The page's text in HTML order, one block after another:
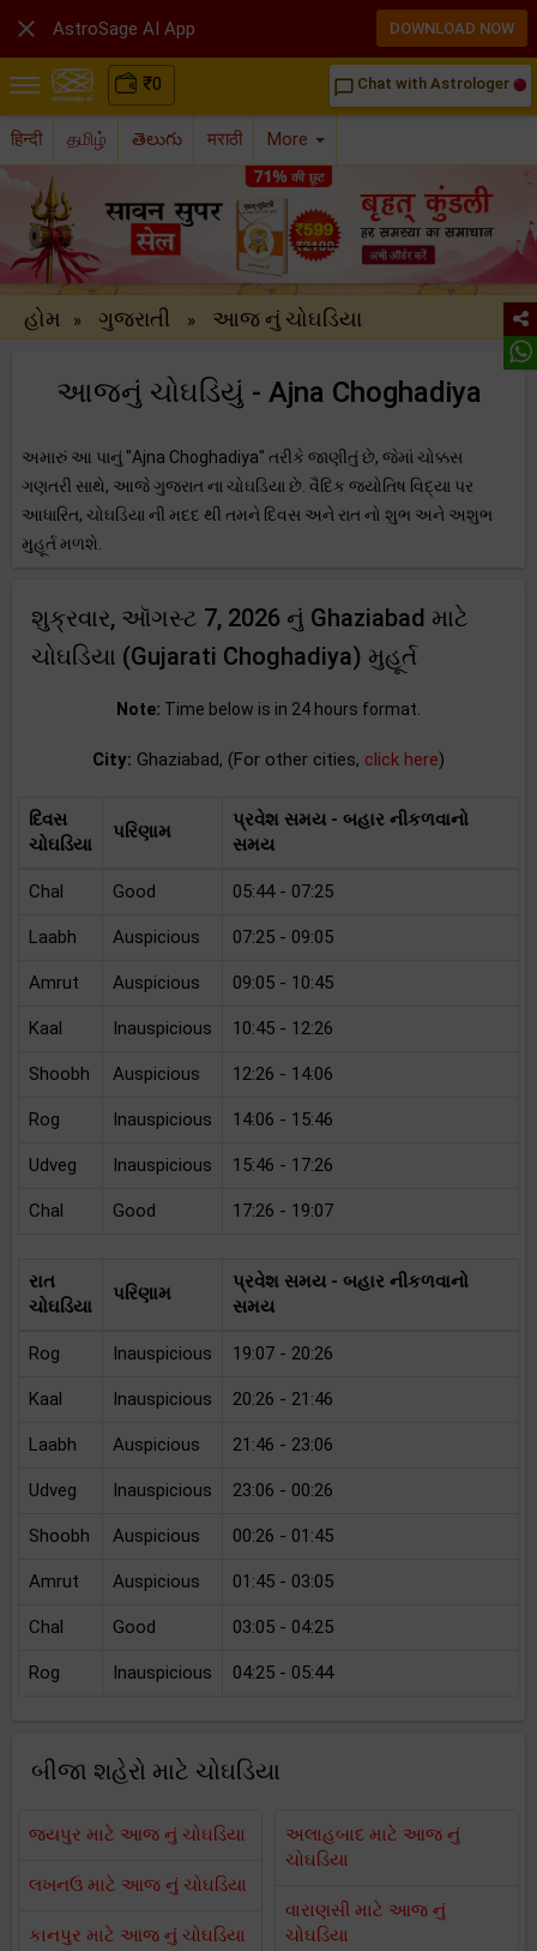
₹0 chat_bubble_outline Chat with Astrologer
हिन्दी தமிழ் తెలుగు मराठी More
હોમ » ગુજરાતી » આજ નું ચોઘડિયા
આજનું ચોઘડિયું - Ajna Choghadiya
અમારું આ પાનું "Ajna Choghadiya" તરીકે જાણીતું છે, જેમાં ચોક્કસ
ગણતરી સાથે, આજે ગુજરાત ના ચોઘડિયા છે. વૈદિક જ્યોતિષ વિદ્યા પર
આધારિત, ચોઘડિયા ની મદદ થી તમને દિવસ અને રાત નો શુભ અને અશુભ
મુહૂર્ત મળશે.
શુક્રવાર, ઑગસ્ટ 7, 2026 નું Ghaziabad માટે
ચોઘડિયા (Gujarati Choghadiya) મુહૂર્ત
Note: Time below is in 24 hours format.
City: Ghaziabad, (For other cities, click here)
દિવસ
ચોઘડિયા
પરિણામ
પ્રવેશ સમય - બહાર નીકળવાનો
સમય
Chal Good 05:44 - 07:25
Laabh Auspicious 07:25 - 09:05
Amrut Auspicious 09:05 - 10:45
Kaal Inauspicious 10:45 - 12:26
Shoobh Auspicious 12:26 - 14:06
Rog Inauspicious 14:06 - 15:46
Udveg Inauspicious 15:46 - 17:26
Chal Good 17:26 - 19:07
રાત
ચોઘડિયા
પરિણામ
પ્રવેશ સમય - બહાર નીકળવાનો
સમય
Rog Inauspicious 19:07 - 20:26
Kaal Inauspicious 20:26 - 21:46
Laabh Auspicious 21:46 - 23:06
Udveg Inauspicious 23:06 - 00:26
Shoobh Auspicious 00:26 - 01:45
Amrut Auspicious 01:45 - 03:05
Chal Good 03:05 - 04:25
Rog Inauspicious 04:25 - 05:44
બીજા શહેરો માટે ચોઘડિયા
જયપુર માટે આજ નું ચોઘડિયા
લખનઉ માટે આજ નું ચોઘડિયા
કાનપુર માટે આજ નું ચોઘડિયા
અલાહબાદ માટે આજ નું
ચોઘડિયા
વારાણસી માટે આજ નું
ચોઘડિયા
 AstroSage AI App DOWNLOAD NOW